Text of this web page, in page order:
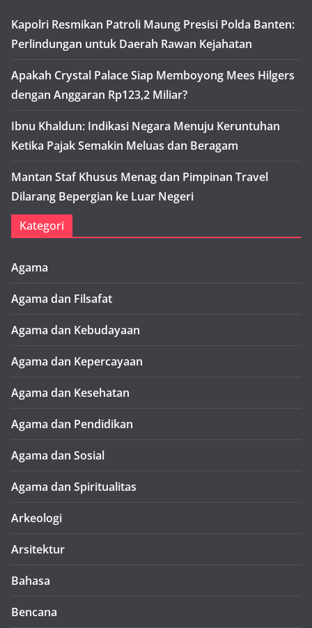
Kapolri Resmikan Patroli Maung Presisi Polda Banten:
Perlindungan untuk Daerah Rawan Kejahatan
Apakah Crystal Palace Siap Memboyong Mees Hilgers
dengan Anggaran Rp123,2 Miliar?
Ibnu Khaldun: Indikasi Negara Menuju Keruntuhan
Ketika Pajak Semakin Meluas dan Beragam
Mantan Staf Khusus Menag dan Pimpinan Travel
Dilarang Bepergian ke Luar Negeri
Kategori
Agama
Agama dan Filsafat
Agama dan Kebudayaan
Agama dan Kepercayaan
Agama dan Kesehatan
Agama dan Pendidikan
Agama dan Sosial
Agama dan Spiritualitas
Arkeologi
Arsitektur
Bahasa
Bencana